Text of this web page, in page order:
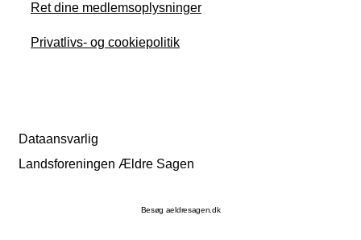
Ret dine medlemsoplysninger
Privatlivs- og cookiepolitik
Dataansvarlig
Landsforeningen Ældre Sagen
Besøg aeldresagen.dk